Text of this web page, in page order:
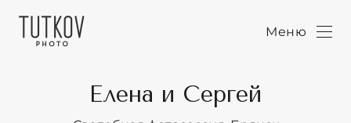
Меню
Елена и Сергей